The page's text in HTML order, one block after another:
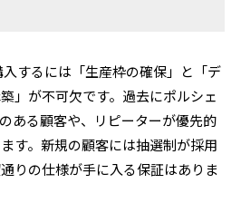
するには「生産枠の確保」と「デ
」が不可欠です。過去にポルシェ
ある顧客や、リピーターが優先的
す。新規の顧客には抽選制が採用
りの仕様が手に入る保証はありま